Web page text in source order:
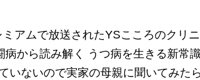
アムで放送されたYSこころのクリ
病から読み解く うつ病を生きる新常
いないので実家の母親に聞いてみた